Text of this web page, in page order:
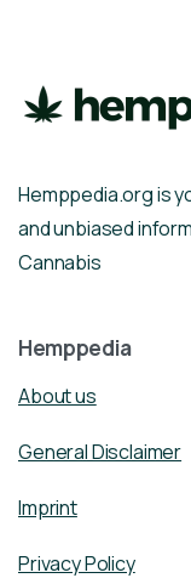
Hemppedia.org is
and unbiased
Cannabis
Hemppedia
About us
General Disclaimer
Imprint
Privacy Policy